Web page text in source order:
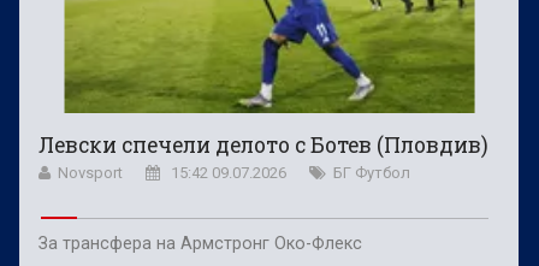
Левски спечели делото с Ботев (Пловдив)
Novsport 15:42 09.07.2026 БГ Футбол
За трансфера на Армстронг Око-Флекс